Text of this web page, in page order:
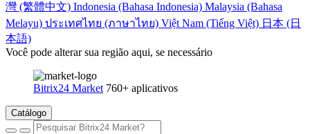
灣 (繁體中文) Indonesia (Bahasa Indonesia) Malaysia (Bahasa
Melayu) ประเทศไทย (ภาษาไทย) Việt Nam (Tiếng Việt) 日本 (日
本語)
Você pode alterar sua região aqui, se necessário
Bitrix24 Market 760+ aplicativos
Catálogo